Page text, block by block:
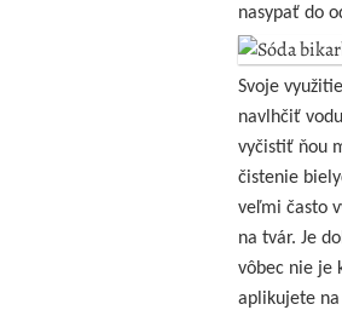
nasypať do
Svoje
navlhčiť
vyčistiť ňou
čistenie
veľmi často
na tvár. Je
vôbec nie je
aplikujete na